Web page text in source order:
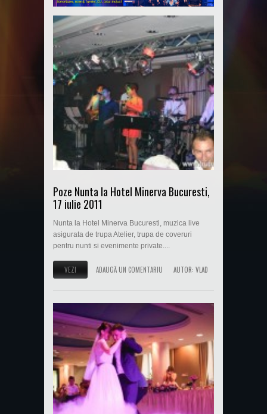
Poze Nunta la Hotel Minerva Bucuresti,
17 iulie 2011
Nunta la Hotel Minerva Bucuresti, muzica live
asigurata de trupa Atelier, trupa de coveruri
pentru nunti si evenimente private....
VEZI ADAUGĂ UN COMENTARIU AUTOR: VLAD